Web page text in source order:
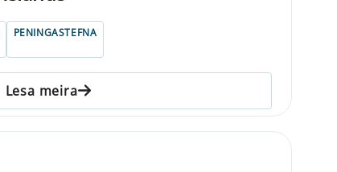
PENINGASTEFNA
Lesa meira